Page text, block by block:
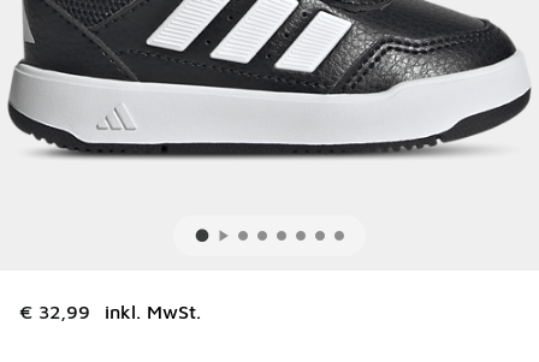
€ 32,99 inkl. MwSt.